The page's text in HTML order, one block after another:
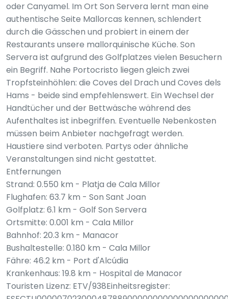
oder Canyamel. Im Ort Son Servera lernt man eine
authentische Seite Mallorcas kennen, schlendert
durch die Gässchen und probiert in einem der
Restaurants unsere mallorquinische Küche. Son
Servera ist aufgrund des Golfplatzes vielen Besuchern
ein Begriff. Nahe Portocristo liegen gleich zwei
Tropfsteinhöhlen: die Coves del Drach und Coves dels
Hams - beide sind empfehlenswert. Ein Wechsel der
Handtücher und der Bettwäsche während des
Aufenthaltes ist inbegriffen. Eventuelle Nebenkosten
müssen beim Anbieter nachgefragt werden.
Haustiere sind verboten. Partys oder ähnliche
Veranstaltungen sind nicht gestattet.
Entfernungen
Strand: 0.550 km - Platja de Cala Millor
Flughafen: 63.7 km - Son Sant Joan
Golfplatz: 6.1 km - Golf Son Servera
Ortsmitte: 0.001 km - Cala Millor
Bahnhof: 20.3 km - Manacor
Bushaltestelle: 0.180 km - Cala Millor
Fähre: 46.2 km - Port d'Alcúdia
Krankenhaus: 19.8 km - Hospital de Manacor
Touristen Lizenz: ETV/938Einheitsregister: